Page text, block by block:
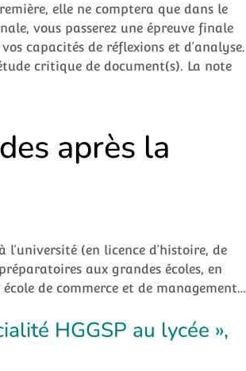
elle ne comptera que dans le
vous passerez une épreuve finale
capacités de réflexions et d’analyse.
critique de document(s). La note
après la
l’université (en licence d’histoire, de
aux grandes écoles, en
de commerce et de management…
HGGSP au lycée »,